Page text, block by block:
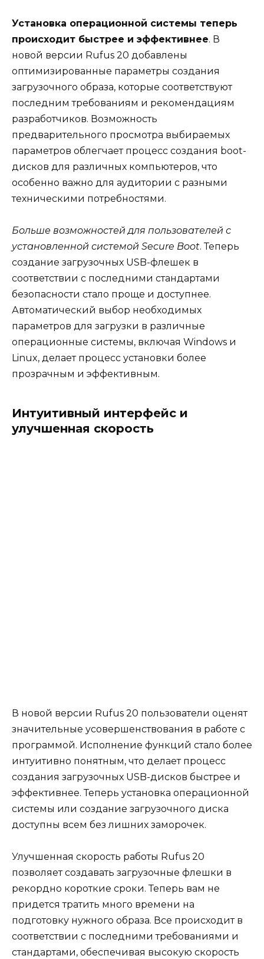
Установка операционной системы теперь
происходит быстрее и эффективнее. В
новой версии Rufus 20 добавлены
оптимизированные параметры создания
загрузочного образа, которые соответствуют
последним требованиям и рекомендациям
разработчиков. Возможность
предварительного просмотра выбираемых
параметров облегчает процесс создания boot-
дисков для различных компьютеров, что
особенно важно для аудитории с разными
техническими потребностями.
Больше возможностей для пользователей с
установленной системой Secure Boot. Теперь
создание загрузочных USB-флешек в
соответствии с последними стандартами
безопасности стало проще и доступнее.
Автоматический выбор необходимых
параметров для загрузки в различные
операционные системы, включая Windows и
Linux, делает процесс установки более
прозрачным и эффективным.
Интуитивный интерфейс и
улучшенная скорость
В новой версии Rufus 20 пользователи оценят
значительные усовершенствования в работе с
программой. Исполнение функций стало более
интуитивно понятным, что делает процесс
создания загрузочных USB-дисков быстрее и
эффективнее. Теперь установка операционной
системы или создание загрузочного диска
доступны всем без лишних заморочек.
Улучшенная скорость работы Rufus 20
позволяет создавать загрузочные флешки в
рекордно короткие сроки. Теперь вам не
придется тратить много времени на
подготовку нужного образа. Все происходит в
соответствии с последними требованиями и
стандартами, обеспечивая высокую скорость